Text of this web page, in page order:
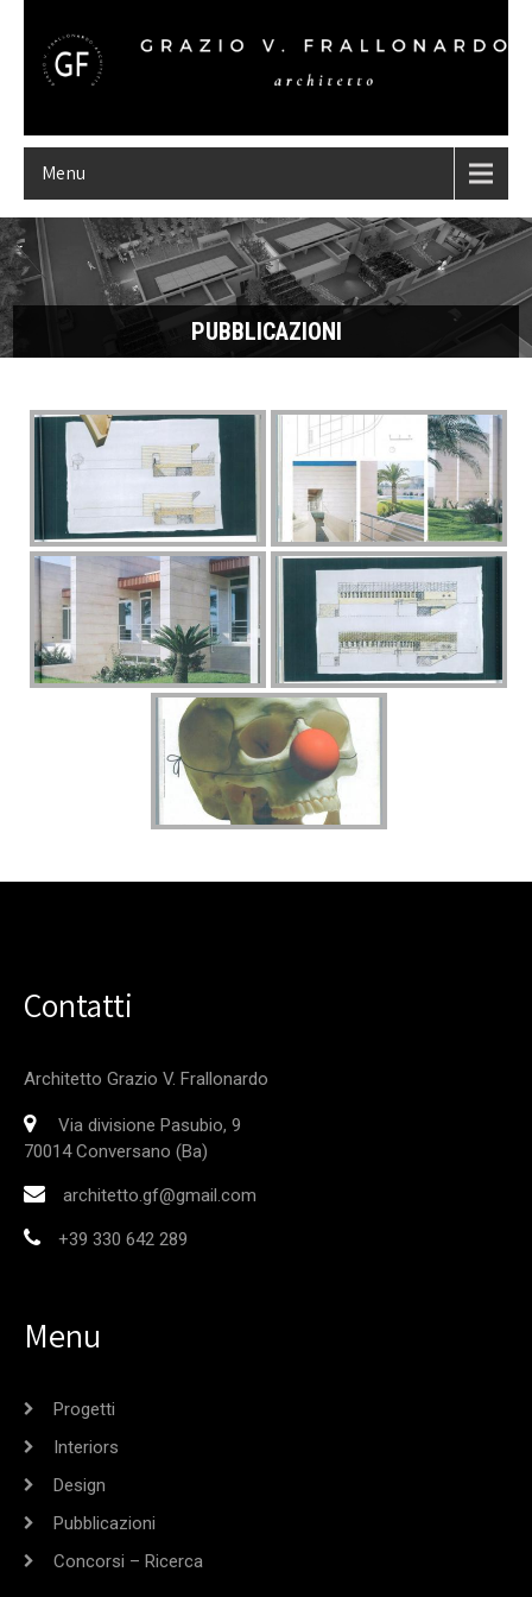
Menu
PUBBLICAZIONI
Contatti
Architetto Grazio V. Frallonardo
Via divisione Pasubio, 9
70014 Conversano (Ba)
architetto.gf@gmail.com
+39 330 642 289
Menu
Progetti
Interiors
Design
Pubblicazioni
Concorsi – Ricerca